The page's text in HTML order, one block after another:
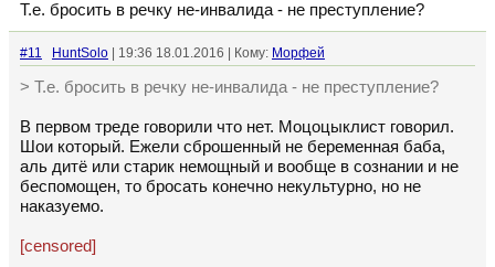
Т.е. бросить в речку не-инвалида - не преступление?
#11 HuntSolo | 19:36 18.01.2016 | Кому: Морфей
> Т.е. бросить в речку не-инвалида - не преступление?
В первом треде говорили что нет. Моцоцыклист говорил.
Шои который. Ежели сброшенный не беременная баба,
аль дитё или старик немощный и вообще в сознании и не
беспомощен, то бросать конечно некультурно, но не
наказуемо.
[censored]